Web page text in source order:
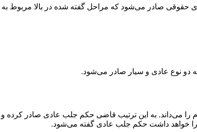
صادر می‌شود که مراحل گفته شده در بالا مربوط به
دو نوع عادی و سیار صادر می‌شود.
را می‌داند. به این ترتیب قاضی حکم جلب عادی صادر کرده و
را خواهد داشت حکم جلب عادی گفته می‌شود.